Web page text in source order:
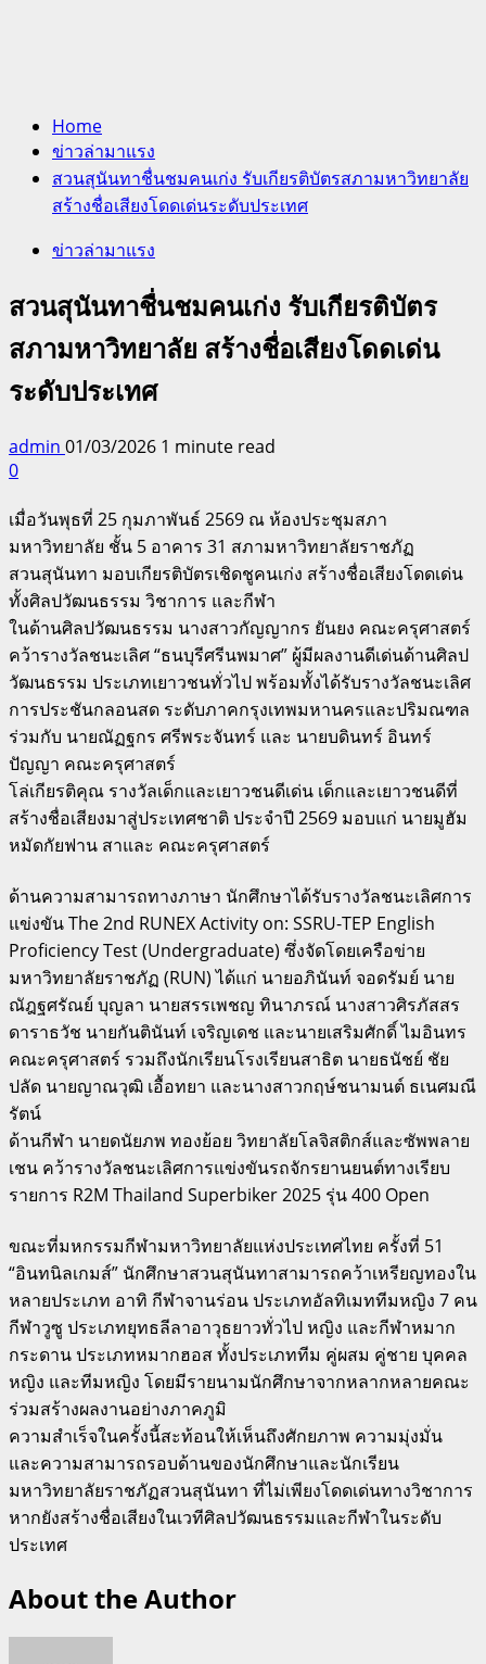
Home
ข่าวล่ามาแรง
สวนสุนันทาชื่นชมคนเก่ง รับเกียรติบัตรสภามหาวิทยาลัย
สร้างชื่อเสียงโดดเด่นระดับประเทศ
ข่าวล่ามาแรง
สวนสุนันทาชื่นชมคนเก่ง รับเกียรติบัตร
สภามหาวิทยาลัย สร้างชื่อเสียงโดดเด่น
ระดับประเทศ
admin 01/03/2026 1 minute read
0
เมื่อวันพุธที่ 25 กุมภาพันธ์ 2569 ณ ห้องประชุมสภา
มหาวิทยาลัย ชั้น 5 อาคาร 31 สภามหาวิทยาลัยราชภัฏ
สวนสุนันทา มอบเกียรติบัตรเชิดชูคนเก่ง สร้างชื่อเสียงโดดเด่น
ทั้งศิลปวัฒนธรรม วิชาการ และกีฬา
ในด้านศิลปวัฒนธรรม นางสาวกัญญากร ยันยง คณะครุศาสตร์
คว้ารางวัลชนะเลิศ “ธนบุรีศรีนพมาศ” ผู้มีผลงานดีเด่นด้านศิลป
วัฒนธรรม ประเภทเยาวชนทั่วไป พร้อมทั้งได้รับรางวัลชนะเลิศ
การประชันกลอนสด ระดับภาคกรุงเทพมหานครและปริมณฑล
ร่วมกับ นายณัฏฐกร ศรีพระจันทร์ และ นายบดินทร์ อินทร์
ปัญญา คณะครุศาสตร์
โล่เกียรติคุณ รางวัลเด็กและเยาวชนดีเด่น เด็กและเยาวชนดีที่
สร้างชื่อเสียงมาสู่ประเทศชาติ ประจำปี 2569 มอบแก่ นายมูฮัม
หมัดกัยฟาน สาและ คณะครุศาสตร์
ด้านความสามารถทางภาษา นักศึกษาได้รับรางวัลชนะเลิศการ
แข่งขัน The 2nd RUNEX Activity on: SSRU-TEP English
Proficiency Test (Undergraduate) ซึ่งจัดโดยเครือข่าย
มหาวิทยาลัยราชภัฏ (RUN) ได้แก่ นายอภินันท์ จอดรัมย์ นาย
ณัฎฐศรัณย์ บุญลา นายสรรเพชญ ทินาภรณ์ นางสาวศิรภัสสร
ดาราธวัช นายกันตินันท์ เจริญเดช และนายเสริมศักดิ์ ไมอินทร
คณะครุศาสตร์ รวมถึงนักเรียนโรงเรียนสาธิต นายธนัชย์ ชัย
ปลัด นายญาณวุฒิ เอื้อทยา และนางสาวกฤษ์ชนามนต์ ธเนศมณี
รัตน์
ด้านกีฬา นายดนัยภพ ทองย้อย วิทยาลัยโลจิสติกส์และซัพพลาย
เชน คว้ารางวัลชนะเลิศการแข่งขันรถจักรยานยนต์ทางเรียบ
รายการ R2M Thailand Superbiker 2025 รุ่น 400 Open
ขณะที่มหกรรมกีฬามหาวิทยาลัยแห่งประเทศไทย ครั้งที่ 51
“อินทนิลเกมส์” นักศึกษาสวนสุนันทาสามารถคว้าเหรียญทองใน
หลายประเภท อาทิ กีฬาจานร่อน ประเภทอัลทิเมททีมหญิง 7 คน
กีฬาวูซู ประเภทยุทธลีลาอาวุธยาวทั่วไป หญิง และกีฬาหมาก
กระดาน ประเภทหมากฮอส ทั้งประเภททีม คู่ผสม คู่ชาย บุคคล
หญิง และทีมหญิง โดยมีรายนามนักศึกษาจากหลากหลายคณะ
ร่วมสร้างผลงานอย่างภาคภูมิ
ความสำเร็จในครั้งนี้สะท้อนให้เห็นถึงศักยภาพ ความมุ่งมั่น
และความสามารถรอบด้านของนักศึกษาและนักเรียน
มหาวิทยาลัยราชภัฏสวนสุนันทา ที่ไม่เพียงโดดเด่นทางวิชาการ
หากยังสร้างชื่อเสียงในเวทีศิลปวัฒนธรรมและกีฬาในระดับ
ประเทศ
About the Author